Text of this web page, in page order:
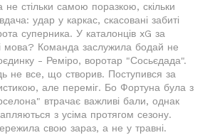
стільки самою поразкою, скільки
удар у каркас, скасовані забиті
суперника. У каталонців xG за
мова? Команда заслужила бодай не
- Реміро, воротар "Сосьєдада".
не все, що створив. Поступився за
але переміг. Бо Фортуна була з
втрачає важливі бали, однак
з усіма протягом сезону.
свою зараз, а не у травні.